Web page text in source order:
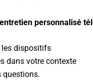
personnalisé
les dispositifs
dans votre contexte
questions.